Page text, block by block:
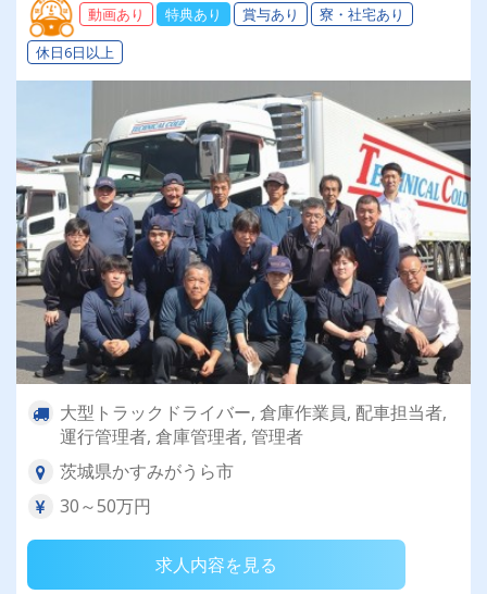
動画あり 特典あり 賞与あり
寮・社宅あり
休日6日以上
大型トラックドライバー, 倉庫作業員, 配車担当者,
運行管理者, 倉庫管理者, 管理者
茨城県かすみがうら市
30～50万円
求人内容を見る